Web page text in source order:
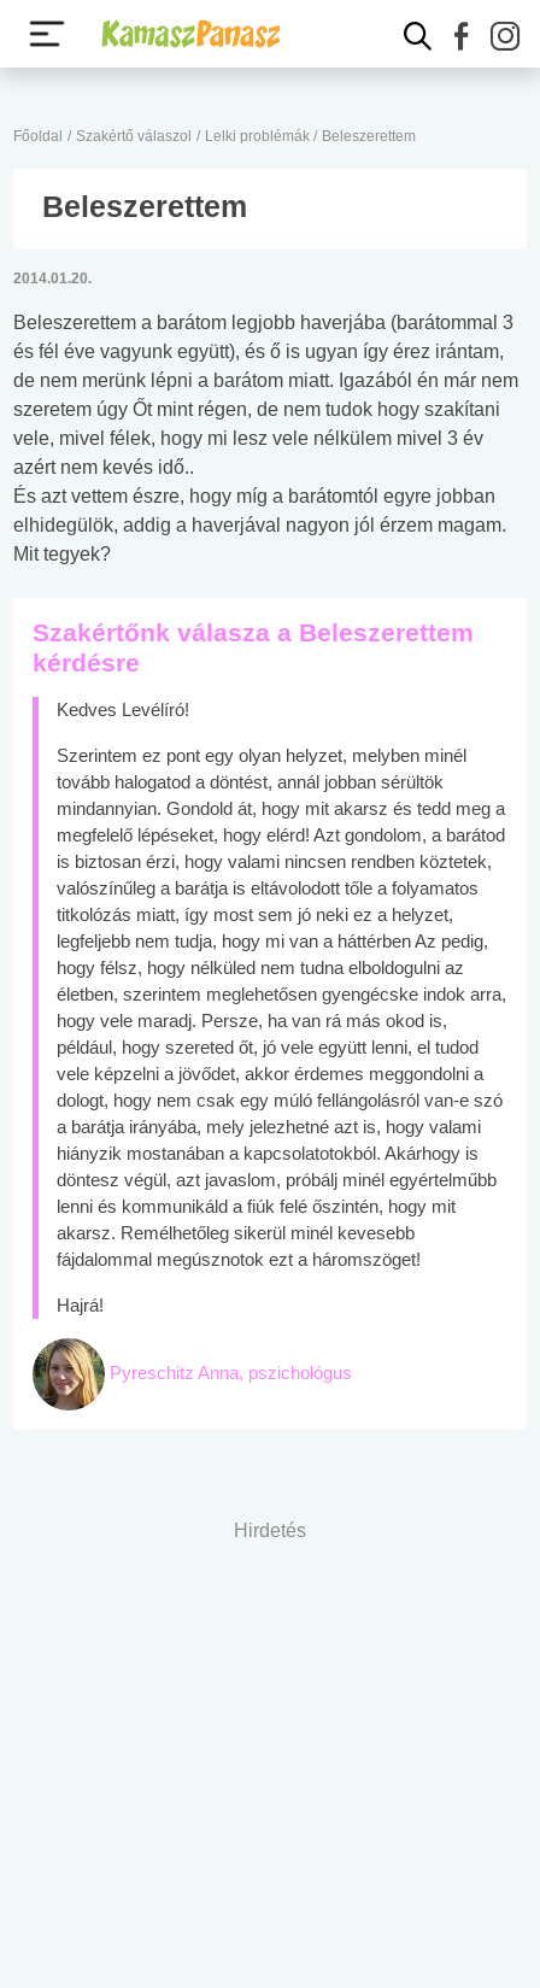
Főoldal / Szakértő válaszol / Lelki problémák / Beleszerettem
Beleszerettem
2014.01.20.
Beleszerettem a barátom legjobb haverjába (barátommal 3
és fél éve vagyunk együtt), és ő is ugyan így érez irántam,
de nem merünk lépni a barátom miatt. Igazából én már nem
szeretem úgy Őt mint régen, de nem tudok hogy szakítani
vele, mivel félek, hogy mi lesz vele nélkülem mivel 3 év
azért nem kevés idő..
És azt vettem észre, hogy míg a barátomtól egyre jobban
elhidegülök, addig a haverjával nagyon jól érzem magam.
Mit tegyek?
Szakértőnk válasza a Beleszerettem
kérdésre
Kedves Levélíró!
Szerintem ez pont egy olyan helyzet, melyben minél
tovább halogatod a döntést, annál jobban sérültök
mindannyian. Gondold át, hogy mit akarsz és tedd meg a
megfelelő lépéseket, hogy elérd! Azt gondolom, a barátod
is biztosan érzi, hogy valami nincsen rendben köztetek,
valószínűleg a barátja is eltávolodott tőle a folyamatos
titkolózás miatt, így most sem jó neki ez a helyzet,
legfeljebb nem tudja, hogy mi van a háttérben Az pedig,
hogy félsz, hogy nélküled nem tudna elboldogulni az
életben, szerintem meglehetősen gyengécske indok arra,
hogy vele maradj. Persze, ha van rá más okod is,
például, hogy szereted őt, jó vele együtt lenni, el tudod
vele képzelni a jövődet, akkor érdemes meggondolni a
dologt, hogy nem csak egy múló fellángolásról van-e szó
a barátja irányába, mely jelezhetné azt is, hogy valami
hiányzik mostanában a kapcsolatotokból. Akárhogy is
döntesz végül, azt javaslom, próbálj minél egyértelműbb
lenni és kommunikáld a fiúk felé őszintén, hogy mit
akarsz. Remélhetőleg sikerül minél kevesebb
fájdalommal megúsznotok ezt a háromszöget!
Hajrá!
Pyreschitz Anna, pszichológus
Hirdetés